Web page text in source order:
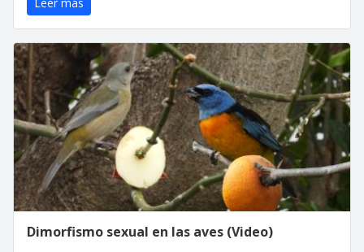
Dimorfismo sexual en las aves (Video)